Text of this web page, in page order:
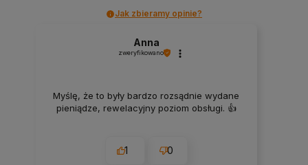
Jak zbieramy opinie?
Anna
zweryfikowano
Myślę, że to były bardzo rozsądnie wydane
pieniądze, rewelacyjny poziom obsługi. 👍️
1 0